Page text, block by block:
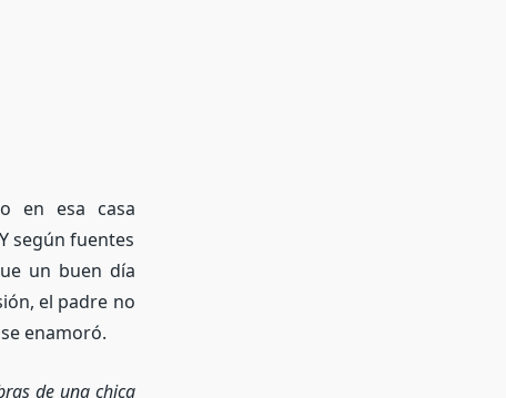
en esa casa
según fuentes
un buen día
el padre no
enamoró.
de una chica